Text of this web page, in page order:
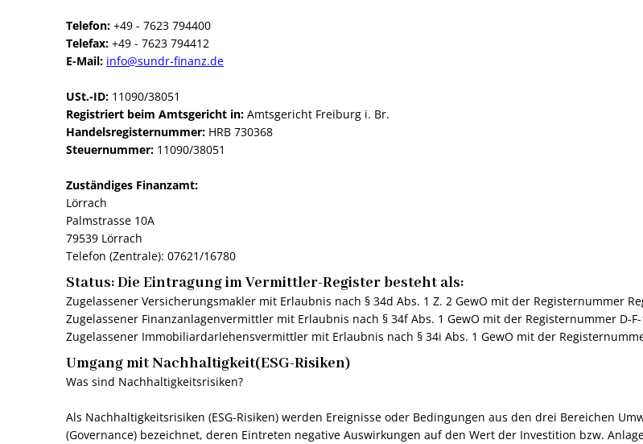
Telefon: +49 - 7623 794400
Telefax: +49 - 7623 794412
E-Mail: info@sundr-finanz.de
USt.-ID: 11090/38051
Registriert beim Amtsgericht in: Amtsgericht Freiburg i. Br.
Handelsregisternummer: HRB 730368
Steuernummer: 11090/38051
Zuständiges Finanzamt:
Lörrach
Palmstrasse 10A
79539 Lörrach
Telefon (Zentrale): 07621/16780
Status: Die Eintragung im Vermittler-Register besteht als:
Zugelassener Versicherungsmakler mit Erlaubnis nach § 34d Abs. 1 Z. 2 GewO mit der Registernummer
Zugelassener Finanzanlagenvermittler mit Erlaubnis nach § 34f Abs. 1 GewO mit der Registernummer D-F-
Zugelassener Immobiliardarlehensvermittler mit Erlaubnis nach § 34i Abs. 1 GewO mit der
Umgang mit Nachhaltigkeit(ESG-Risiken)
Was sind Nachhaltigkeitsrisiken?
Als Nachhaltigkeitsrisiken (ESG-Risiken) werden Ereignisse oder Bedingungen aus den drei Bereichen
(Governance) bezeichnet, deren Eintreten negative Auswirkungen auf den Wert der Investition bzw.